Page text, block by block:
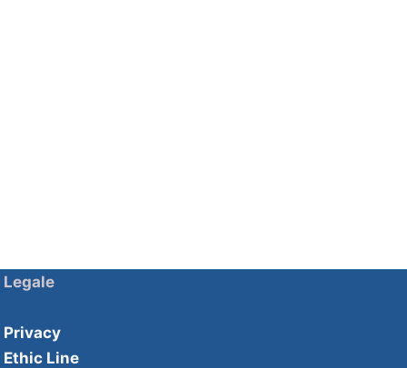
Legale
Privacy
Ethic Line